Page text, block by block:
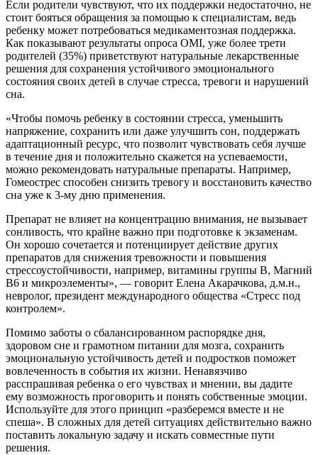
Если родители чувствуют, что их поддержки недостаточно, не
стоит бояться обращения за помощью к специалистам, ведь
ребенку может потребоваться медикаментозная поддержка.
Как показывают результаты опроса OMI, уже более трети
родителей (35%) приветствуют натуральные лекарственные
решения для сохранения устойчивого эмоционального
состояния своих детей в случае стресса, тревоги и нарушений
сна.
«Чтобы помочь ребенку в состоянии стресса, уменьшить
напряжение, сохранить или даже улучшить сон, поддержать
адаптационный ресурс, что позволит чувствовать себя лучше
в течение дня и положительно скажется на успеваемости,
можно рекомендовать натуральные препараты. Например,
Гомеострес способен снизить тревогу и восстановить качество
сна уже к 3-му дню применения.
Препарат не влияет на концентрацию внимания, не вызывает
сонливость, что крайне важно при подготовке к экзаменам.
Он хорошо сочетается и потенциирует действие других
препаратов для снижения тревожности и повышения
стрессоустойчивости, например, витамины группы В, Магний
В6 и микроэлементы», — говорит Елена Акарачкова, д.м.н.,
невролог, президент международного общества «Стресс под
контролем».
Помимо заботы о сбалансированном распорядке дня,
здоровом сне и грамотном питании для мозга, сохранить
эмоциональную устойчивость детей и подростков поможет
вовлеченность в события их жизни. Ненавязчиво
расспрашивая ребенка о его чувствах и мнении, вы дадите
ему возможность проговорить и понять собственные эмоции.
Используйте для этого принцип «разберемся вместе и не
спеша». В сложных для детей ситуациях действительно важно
поставить локальную задачу и искать совместные пути
решения.